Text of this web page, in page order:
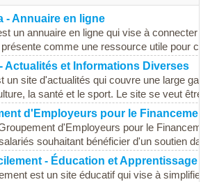
- Annuaire en ligne
un annuaire en ligne qui vise à connecter
comme une ressource utile pour
Actualités et Informations Diverses
un site d'actualités qui couvre une large
la santé et le sport. Le site se veut être
d'Employeurs pour le
d'Employeurs pour le
souhaitant bénéficier d'un soutien
- Éducation et Apprentissage
est un site éducatif qui vise à simplifier